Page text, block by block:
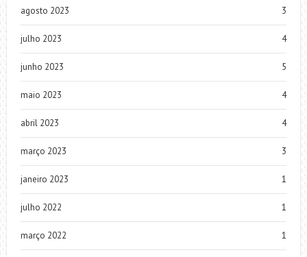
agosto 2023 3
julho 2023 4
junho 2023 5
maio 2023 4
abril 2023 4
março 2023 3
janeiro 2023 1
julho 2022 1
março 2022 1